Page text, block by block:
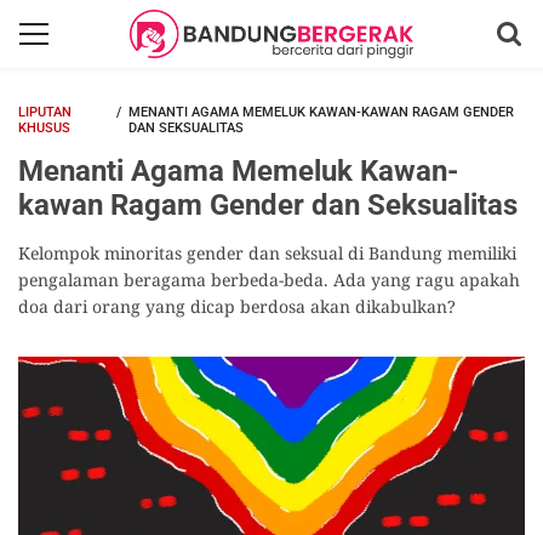
LIPUTAN
KHUSUS
MENANTI AGAMA MEMELUK KAWAN-KAWAN RAGAM GENDER
DAN SEKSUALITAS
Menanti Agama Memeluk Kawan-
kawan Ragam Gender dan Seksualitas
Kelompok minoritas gender dan seksual di Bandung memiliki
pengalaman beragama berbeda-beda. Ada yang ragu apakah
doa dari orang yang dicap berdosa akan dikabulkan?